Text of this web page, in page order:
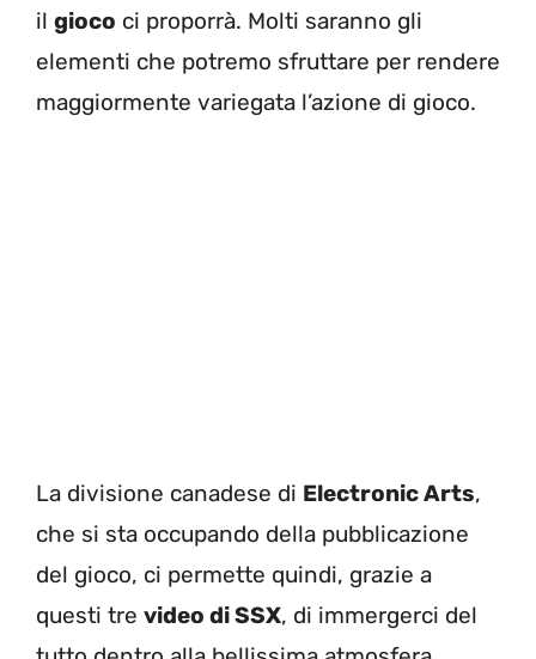
il gioco ci proporrà. Molti saranno gli
elementi che potremo sfruttare per rendere
maggiormente variegata l’azione di gioco.
La divisione canadese di Electronic Arts,
che si sta occupando della pubblicazione
del gioco, ci permette quindi, grazie a
questi tre video di SSX, di immergerci del